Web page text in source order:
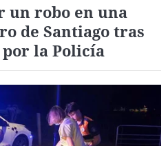
un robo en una
de Santiago tras
la Policía